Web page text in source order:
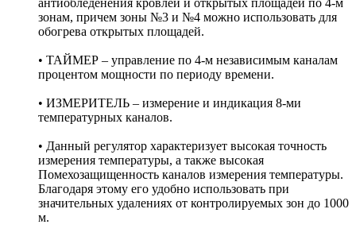
зонам, причем зоны №3 и №4 можно использовать для
обогрева открытых площадей.
• ТАЙМЕР – управление по 4-м независимым каналам
процентом мощности по периоду времени.
• ИЗМЕРИТЕЛЬ – измерение и индикация 8-ми
температурных каналов.
• Данный регулятор характеризует высокая точность
измерения температуры, а также высокая
Помехозащищенность каналов измерения температуры.
Благодаря этому его удобно использовать при
значительных удалениях от контролируемых зон до 1000
м.